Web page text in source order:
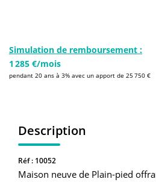
Simulation de remboursement :
1 285 €/mois
pendant 20 ans à 3% avec un apport de 25 750 €
Description
Réf : 10052
Maison neuve de Plain-pied